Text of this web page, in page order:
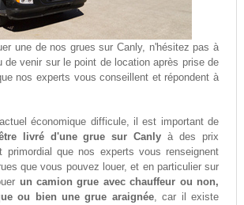
une de nos grues sur Canly, n'hésitez pas à
de venir sur le point de location après prise de
nos experts vous conseillent et répondent à
économique difficule, il est important de
livré d'une grue sur Canly à des prix
primordial que nos experts vous renseignent
que vous pouvez louer, et en particulier sur
un camion grue avec chauffeur ou non,
ou bien une grue araignée, car il existe